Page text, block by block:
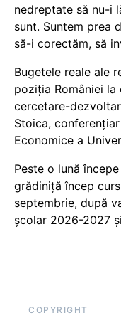
nedreptate să nu-i
sunt. Suntem prea
să-i corectăm, să
Bugetele reale ale
poziția României la
cercetare-
Stoica,
Economice a
Peste o lună
grădiniță încep
septembrie, după
școlar 2026-2027
COPYRIGHT